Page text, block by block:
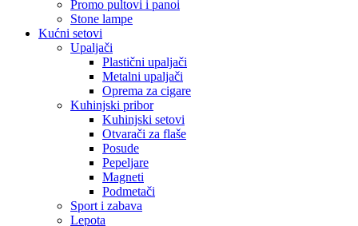
Promo pultovi i panoi
Stone lampe
Kućni setovi
Upaljači
Plastični upaljači
Metalni upaljači
Oprema za cigare
Kuhinjski pribor
Kuhinjski setovi
Otvarači za flaše
Posude
Pepeljare
Magneti
Podmetači
Sport i zabava
Lepota